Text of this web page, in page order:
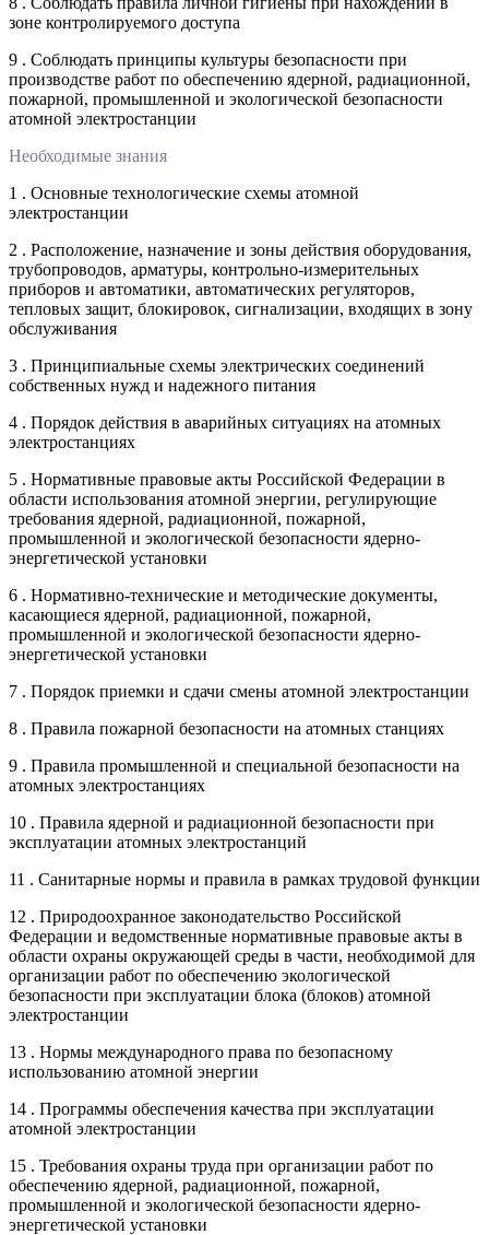
зоне контролируемого доступа
9 . Соблюдать принципы культуры безопасности при
производстве работ по обеспечению ядерной, радиационной,
пожарной, промышленной и экологической безопасности
атомной электростанции
Необходимые знания
1 . Основные технологические схемы атомной
электростанции
2 . Расположение, назначение и зоны действия оборудования,
трубопроводов, арматуры, контрольно-измерительных
приборов и автоматики, автоматических регуляторов,
тепловых защит, блокировок, сигнализации, входящих в зону
обслуживания
3 . Принципиальные схемы электрических соединений
собственных нужд и надежного питания
4 . Порядок действия в аварийных ситуациях на атомных
электростанциях
5 . Нормативные правовые акты Российской Федерации в
области использования атомной энергии, регулирующие
требования ядерной, радиационной, пожарной,
промышленной и экологической безопасности ядерно-
энергетической установки
6 . Нормативно-технические и методические документы,
касающиеся ядерной, радиационной, пожарной,
промышленной и экологической безопасности ядерно-
энергетической установки
7 . Порядок приемки и сдачи смены атомной электростанции
8 . Правила пожарной безопасности на атомных станциях
9 . Правила промышленной и специальной безопасности на
атомных электростанциях
10 . Правила ядерной и радиационной безопасности при
эксплуатации атомных электростанций
11 . Санитарные нормы и правила в рамках трудовой функции
12 . Природоохранное законодательство Российской
Федерации и ведомственные нормативные правовые акты в
области охраны окружающей среды в части, необходимой для
организации работ по обеспечению экологической
безопасности при эксплуатации блока (блоков) атомной
электростанции
13 . Нормы международного права по безопасному
использованию атомной энергии
14 . Программы обеспечения качества при эксплуатации
атомной электростанции
15 . Требования охраны труда при организации работ по
обеспечению ядерной, радиационной, пожарной,
промышленной и экологической безопасности ядерно-
энергетической установки